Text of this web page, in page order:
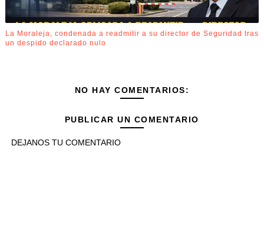
La Moraleja, condenada a readmitir a su director de Seguridad tras
un despido declarado nulo
NO HAY COMENTARIOS:
PUBLICAR UN COMENTARIO
DEJANOS TU COMENTARIO